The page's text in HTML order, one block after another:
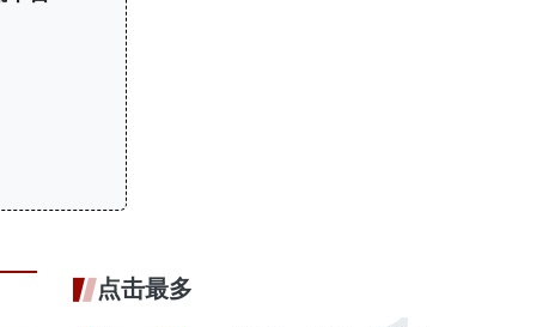
点击最多